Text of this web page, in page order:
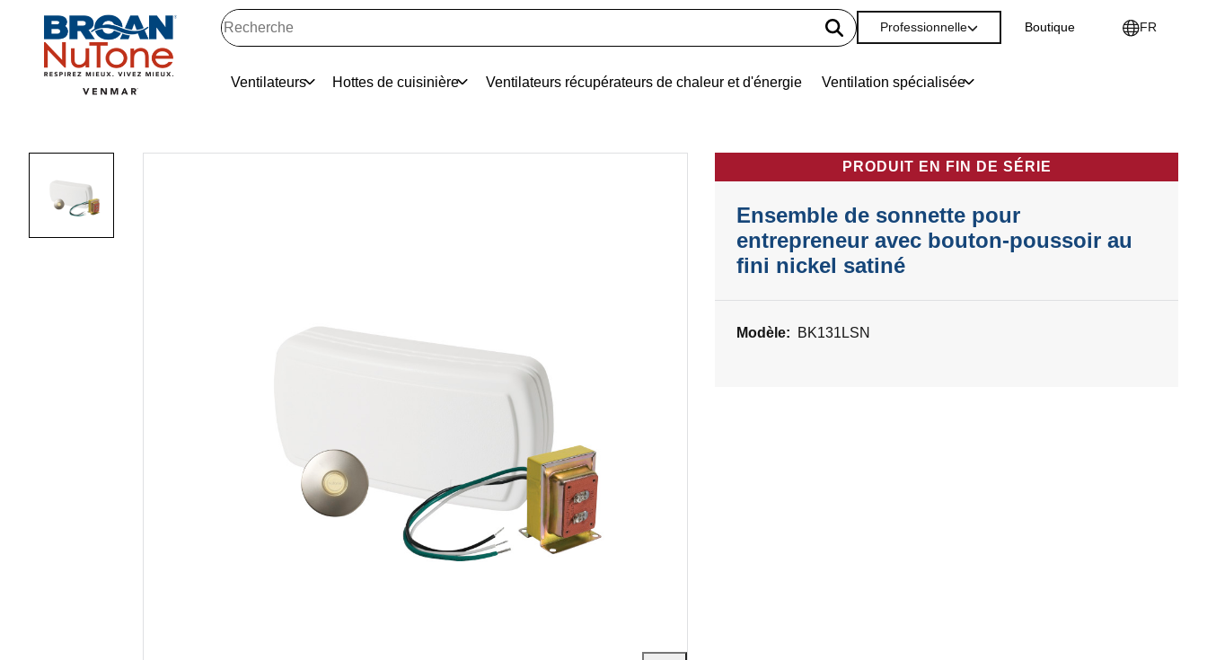
Ventilateurs Hottes de cuisinière Ventilateurs récupérateurs de chaleur et d'énergie Ventilation spécialisée
Professionnelle Boutique FR
PRODUIT EN FIN DE SÉRIE
Ensemble de sonnette pour
entrepreneur avec bouton-poussoir au
fini nickel satiné
Modèle: BK131LSN